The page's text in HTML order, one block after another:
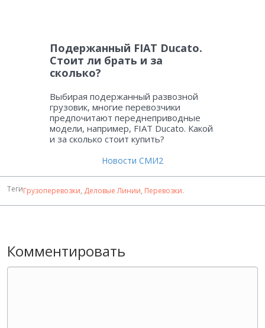
Подержанный FIAT Ducato.
Стоит ли брать и за
сколько?
Выбирая подержанный развозной
грузовик, многие перевозчики
предпочитают переднеприводные
модели, например, FIAT Ducato. Какой
и за сколько стоит купить?
Новости СМИ2
ТегиГрузоперевозки, Деловые Линии, Перевозки.
Комментировать